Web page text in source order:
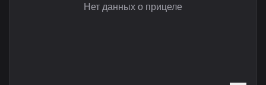
Нет данных о прицеле